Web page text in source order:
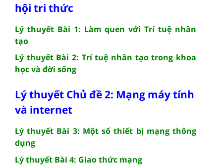
hội tri thức
Lý thuyết Bài 1: Làm quen với Trí tuệ nhân
tạo
Lý thuyết Bài 2: Trí tuệ nhân tạo trong khoa
học và đời sống
Lý thuyết Chủ đề 2: Mạng máy tính
và internet
Lý thuyết Bài 3: Một số thiết bị mạng thông
dụng
Lý thuyết Bài 4: Giao thức mạng